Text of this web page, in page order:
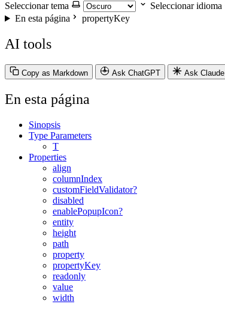
Seleccionar tema
Seleccionar idioma
En esta página
propertyKey
AI tools
Copy as Markdown Ask ChatGPT Ask Claude
En esta página
Sinopsis
Type Parameters
T
Properties
align
columnIndex
customFieldValidator?
disabled
enablePopupIcon?
entity
height
path
property
propertyKey
readonly
value
width